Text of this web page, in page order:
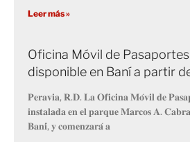
Leer más »
Oficina Móvil de
disponible en Baní a partir
𝐏𝐞𝐫𝐚𝐯𝐢𝐚, 𝐑.𝐃. 𝐋𝐚 𝐎𝐟𝐢𝐜𝐢𝐧𝐚 𝐌𝐨́𝐯𝐢𝐥 𝐝𝐞
𝐢𝐧𝐬𝐭𝐚𝐥𝐚𝐝𝐚 𝐞𝐧 𝐞𝐥 𝐩𝐚𝐫𝐪𝐮𝐞 𝐌𝐚𝐫𝐜𝐨𝐬 𝐀.
𝐁𝐚𝐧𝐢́, 𝐲 𝐜𝐨𝐦𝐞𝐧𝐳𝐚𝐫𝐚́ 𝐚